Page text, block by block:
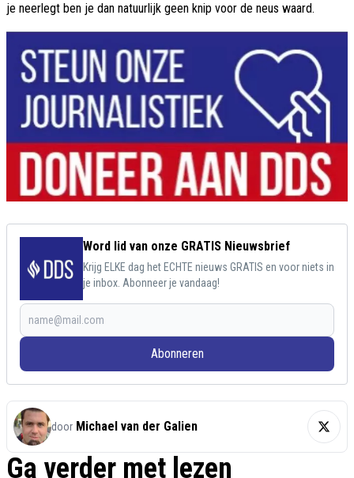
je neerlegt ben je dan natuurlijk geen knip voor de neus waard.
Word lid van onze GRATIS Nieuwsbrief
Krijg ELKE dag het ECHTE nieuws GRATIS en voor niets in
je inbox. Abonneer je vandaag!
Abonneren
door Michael van der Galien
Ga verder met lezen